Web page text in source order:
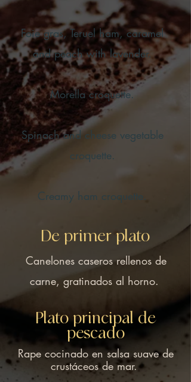
Foie gras, Teruel ham, caramel
and peach with lavender.
Morella croquette.
Spinach and cheese vegetable
croquette.
Creamy ham croquette.
De primer plato
Canelones caseros rellenos de
carne, gratinados al horno.
Plato principal de
pescado
Rape cocinado en salsa suave de
crustáceos de mar.